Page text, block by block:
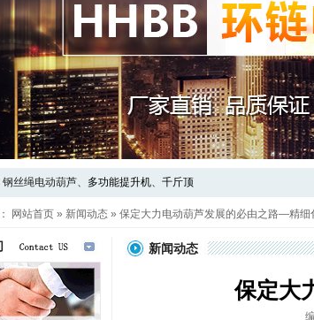
钢丝绳电动葫芦、 多功能提升机、 千斤顶
网站首页 » 新闻动态 » 保定大力电动葫芦发展的必由之路—精细
新闻动态
保定大